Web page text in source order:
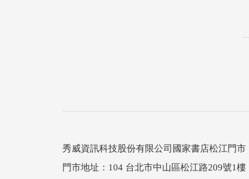
秀威資訊科技股份有限公司國家書店松江門
門市地址：104 台北市中山區松江路209號1樓